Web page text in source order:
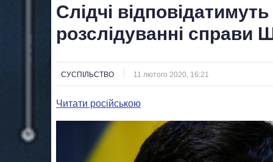
Слідчі
розслідуванні справи
СУСПІЛЬСТВО 11 лютого 2020, 16:21
Читати російською